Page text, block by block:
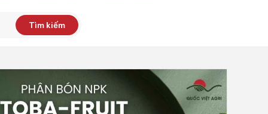
Tìm kiếm